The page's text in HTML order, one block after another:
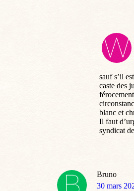
sauf s’il
caste des
blanc et
Il faut
syndicat
Bruno
dit
30 mars